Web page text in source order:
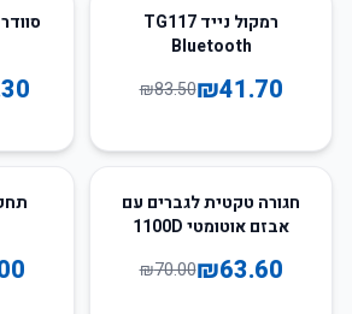
רמקול נייד TG117
Bluetooth
₪41.70
₪83.50
48
9
חגורה טקטית לגברים עם
אבזם אוטומטי 1100D
₪63.60
₪70.00